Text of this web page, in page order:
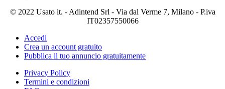
© 2022 Usato it. - Adintend Srl - Via dal Verme 7, Milano - P.iva
IT02357550066
Accedi
Crea un account gratuito
Pubblica il tuo annuncio gratuitamente
Privacy Policy
Termini e condizioni